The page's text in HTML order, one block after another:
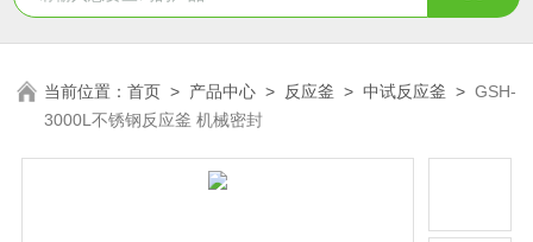
当前位置：首页 > 产品中心 > 反应釜 >中试反应釜 >GSH-
3000L不锈钢反应釜 机械密封